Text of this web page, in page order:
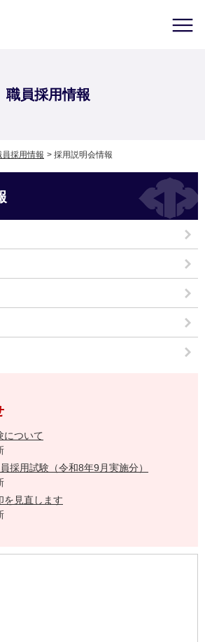
職員採用情報
員採用情報 > 採用説明会情報
について
採用試験（令和8年9月実施分）
を見直します